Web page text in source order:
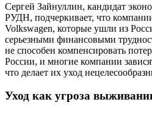
Сергей Зайнуллин, кандидат
РУДН, подчеркивает, что
Volkswagen, которые ушли из
серьезными финансовыми
не способен компенсировать
России, и многие компании
что делает их уход
Уход как угроза